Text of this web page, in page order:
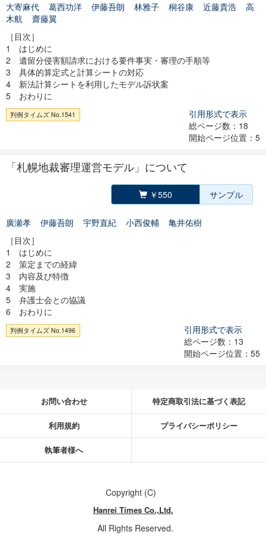
大寄麻代 葛西功洋 伊藤吾朗 林雅子 桐谷康 近藤貴浩
高
木航
齋藤翼
［目次］
1 はじめに
2 遺留分侵害額請求における要件事実・審理の手順等
3 具体的算定式と計算シートの対応
4 新法計算シートを利用したモデル訴状案
5 おわりに
判例タイムズ No.1541
引用形式で表示
総ページ数：18
開始ページ位置：5
「札幌地裁審理運営モデル」について
￥550 サンプル
廣瀬孝 伊藤吾朗 宇野直紀 小西俊輔
亀井佑樹
［目次］
1 はじめに
2 策定までの経緯
3 内容及び特徴
4 実施
5 弁護士会との協議
6 おわりに
判例タイムズ No.1496
引用形式で表示
総ページ数：13
開始ページ位置：55
お問い合わせ 特定商取引法に基づく表記
利用規約 プライバシーポリシー
執筆者様へ
Copyright (C)
Hanrei Times Co.,Ltd.
All Rights Reserved.